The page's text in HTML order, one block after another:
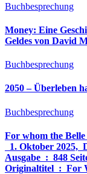
Buchbesprechung
Money: Eine
Geldes von David
Buchbesprechung
2050 – Überleben
Buchbesprechung
For whom the
1. Oktober 2025,
Ausgabe ‏ : ‎ 848 Seiten, ISBN-13 ‏ : ‎ 978-3764533694,